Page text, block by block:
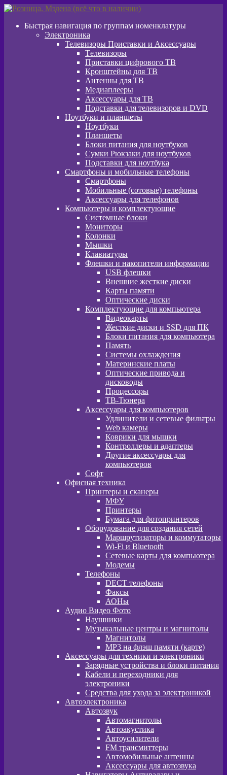
Перейти
навигации
Перейти
содержимому
Быстрая навигация по группам номенклатуры
Электроника
Телевизоры Приставки и Аксессуары
Tелевизоры
Приставки цифрового ТВ
Кронштейны для ТВ
Антенны для ТВ
Медиаплееры
Аксессуары для ТВ
Подставки для телевизоров и DVD
Ноутбуки и планшеты
Ноутбуки
Планшеты
Блоки питания для ноутбуков
Сумки Рюкзаки для ноутбуков
Подставки для ноутбука
Смартфоны и мобильные телефоны
Смартфоны
Мобильные (сотовые) телефоны
Аксессуары для телефонов
Компьютеры и комплектующие
Системные блоки
Мониторы
Колонки
Мышки
Клавиатуры
Флешки и накопители информации
USB флешки
Внешние жесткие диски
Карты памяти
Оптические диски
Комплектующие для компьютера
Видеокарты
Жесткие диски и SSD для ПК
Блоки питания для компьютера
Память
Системы охлаждения
Материнские платы
Оптические привода и
дисководы
Процессоры
ТВ-Тюнера
Аксессуары для компьютеров
Удлинители и сетевые фильтры
Web камеры
Коврики для мышки
Контроллеры и адаптеры
Другие аксессуары для
компьютеров
Софт
Офисная техника
Принтеры и сканеры
МФУ
Принтеры
Бумага для фотопринтеров
Оборудование для создания сетей
Маршрутизаторы и коммутаторы
Wi-Fi и Bluetooth
Сетевые карты для компьютера
Модемы
Телефоны
DECT телефоны
Факсы
АОНы
Аудио Видео Фото
Наушники
Музыкальные центры и магнитолы
Магнитолы
MP3 на флэш памяти (карте)
Аксессуары для техники и электроники
Зарядные устройства и блоки питания
Кабели и переходники для
электроники
Средства для ухода за электроникой
Автоэлектроника
Автозвук
Автомагнитолы
Автоакустика
Автоусилители
FM трансмиттеры
Автомобильные антенны
Аксессуары для автозвука